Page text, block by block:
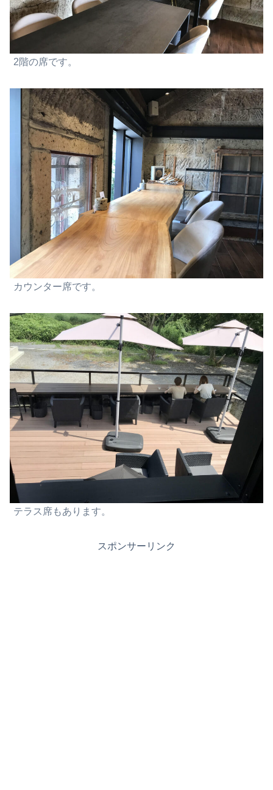
2階の席です。
カウンター席です。
テラス席もあります。
スポンサーリンク